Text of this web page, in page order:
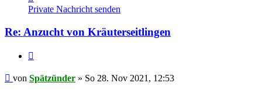
von
Spätzünder
Private Nachricht senden
Re: Anzucht von Kräuterseitlingen
Beitrag
von Spätzünder » So 28. Nov 2021, 12:53